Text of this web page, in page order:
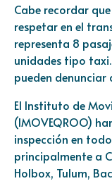
Cabe recordar
respetar en el
representa 8
unidades tipo
pueden denunciar
El Instituto de
(IMOVEQROO)
inspección en
principalmente a
Holbox, Tulum,